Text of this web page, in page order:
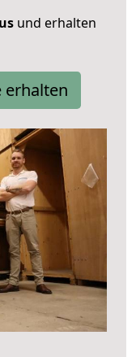
und erhalten
erhalten